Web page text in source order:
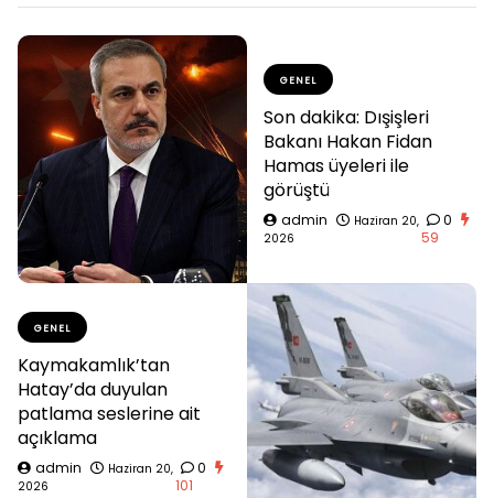
GENEL
Son dakika: Dışişleri
Bakanı Hakan Fidan
Hamas üyeleri ile
görüştü
admin
Haziran 20,
2026
0
59
GENEL
Kaymakamlık’tan
Hatay’da duyulan
patlama seslerine ait
açıklama
admin
Haziran 20,
2026
0
101